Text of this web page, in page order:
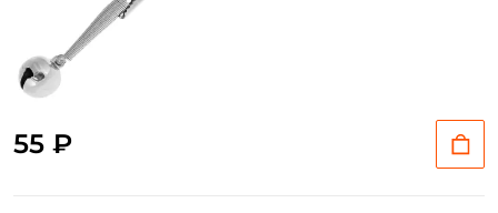
55 ₽